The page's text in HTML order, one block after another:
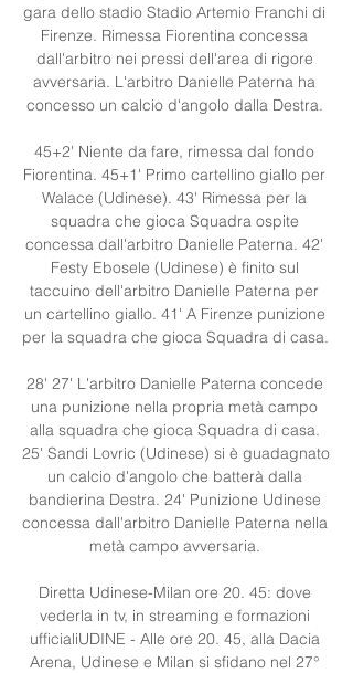
gara dello stadio Stadio Artemio Franchi di
Firenze. Rimessa Fiorentina concessa
dall'arbitro nei pressi dell'area di rigore
avversaria. L'arbitro Danielle Paterna ha
concesso un calcio d'angolo dalla Destra.
45+2' Niente da fare, rimessa dal fondo
Fiorentina. 45+1' Primo cartellino giallo per
Walace (Udinese). 43' Rimessa per la
squadra che gioca Squadra ospite
concessa dall'arbitro Danielle Paterna. 42'
Festy Ebosele (Udinese) è finito sul
taccuino dell'arbitro Danielle Paterna per
un cartellino giallo. 41' A Firenze punizione
per la squadra che gioca Squadra di casa.
28' 27' L'arbitro Danielle Paterna concede
una punizione nella propria metà campo
alla squadra che gioca Squadra di casa.
25' Sandi Lovric (Udinese) si è guadagnato
un calcio d'angolo che batterà dalla
bandierina Destra. 24' Punizione Udinese
concessa dall'arbitro Danielle Paterna nella
metà campo avversaria.
Diretta Udinese-Milan ore 20. 45: dove
vederla in tv, in streaming e formazioni
ufficialiUDINE - Alle ore 20. 45, alla Dacia
Arena, Udinese e Milan si sfidano nel 27°